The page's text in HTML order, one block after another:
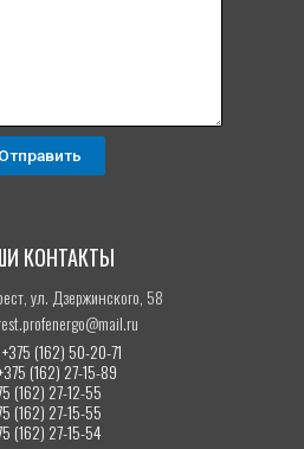
КОНТАКТЫ
ул. Дзержинского, 58
(162) 50-20-71
(162) 27-15-89
(162) 27-12-55
(162) 27-15-55
(162) 27-15-54